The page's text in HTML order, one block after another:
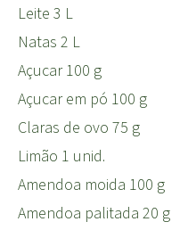
Leite 3 L
Natas 2 L
Açucar 100 g
Açucar em pó 100 g
Claras de ovo 75 g
Limão 1 unid.
Amendoa moida 100 g
Amendoa palitada 20 g